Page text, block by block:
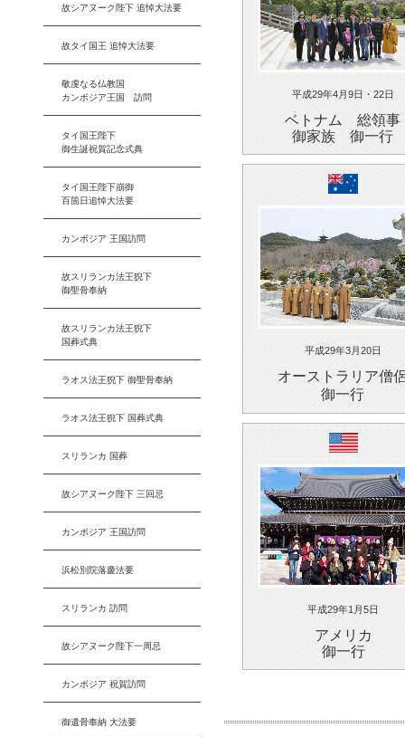
平成29年4月9日・22日
ベトナム 総領事
御家族 御一行
平成29年3月20日
オーストラリア僧
御一行
平成29年1月5日
アメリカ
御一行
故シアヌーク陛下 追悼大法要
故タイ国王 追悼大法要
敬虔なる仏教国
カンボジア王国 訪問
タイ国王陛下
御生誕祝賀記念式典
タイ国王陛下崩御
百箇日追悼大法要
カンボジア 王国訪問
故スリランカ法王猊下
御聖骨奉納
故スリランカ法王猊下
国葬式典
ラオス法王猊下 御聖骨奉納
ラオス法王猊下 国葬式典
スリランカ 国葬
故シアヌーク陛下 三回忌
カンボジア 王国訪問
浜松別院落慶法要
スリランカ 訪問
故シアヌーク陛下一周忌
カンボジア 祝賀訪問
御遺骨奉納 大法要